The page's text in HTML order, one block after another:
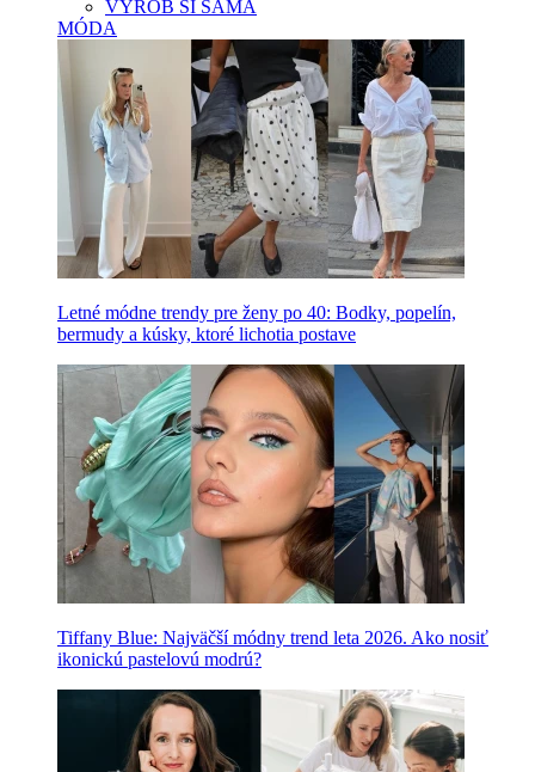
VYROB SI SAMA
MÓDA
Letné módne trendy pre ženy po 40: Bodky, popelín,
bermudy a kúsky, ktoré lichotia postave
Tiffany Blue: Najväčší módny trend leta 2026. Ako nosiť
ikonickú pastelovú modrú?